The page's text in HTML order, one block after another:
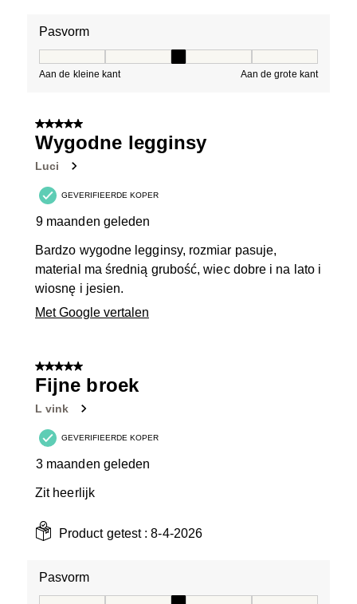
Pasvorm
Aan de kleine kant Aan de grote kant
5 van 5 sterren.
Wygodne legginsy
Luci
GEVERIFIEERDE KOPER
9 maanden geleden
Bardzo wygodne legginsy, rozmiar pasuje,
material ma średnią grubość, wiec dobre i na lato i
wiosnę i jesien.
Met Google vertalen
5 van 5 sterren.
Fijne broek
L vink
GEVERIFIEERDE KOPER
3 maanden geleden
Zit heerlijk
Product getest :8-4-2026
Pasvorm